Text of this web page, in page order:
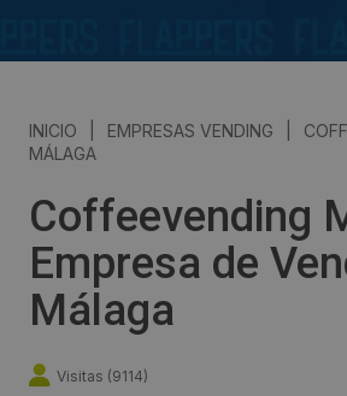
INICIO EMPRESAS VENDING
MÁLAGA
Coffeevending
Empresa de
Málaga
Visitas (9114)